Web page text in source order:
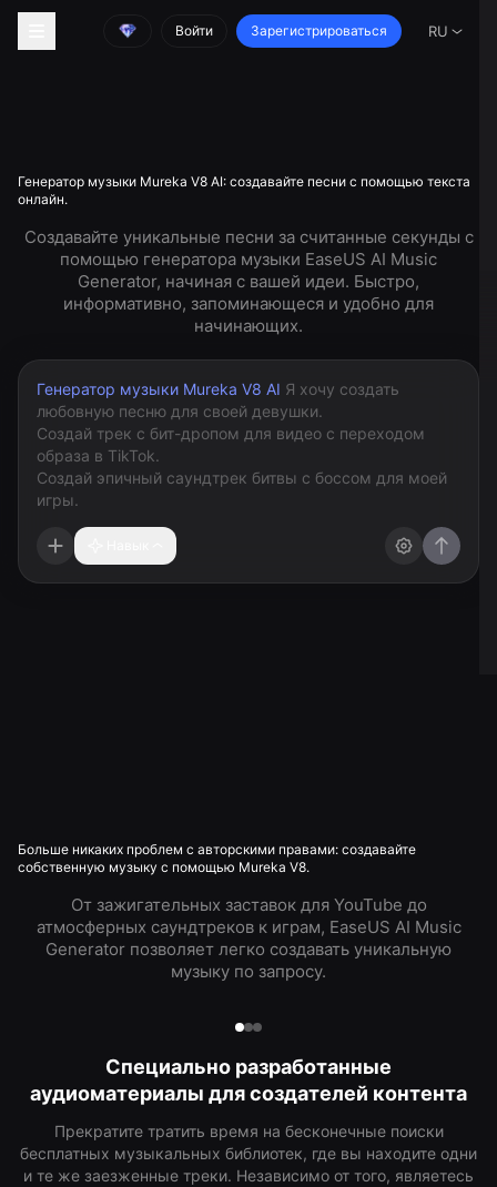
Войти Зарегистрироваться RU
Генератор музыки Mureka V8 AI: создавайте песни с помощью текста
онлайн.
Создавайте уникальные песни за считанные секунды с
помощью генератора музыки EaseUS AI Music
Generator, начиная с вашей идеи. Быстро,
информативно, запоминающеся и удобно для
начинающих.
Генератор музыки Mureka V8 AI
Больше никаких проблем с авторскими правами: создавайте
собственную музыку с помощью Mureka V8.
От зажигательных заставок для YouTube до
атмосферных саундтреков к играм, EaseUS AI Music
Generator позволяет легко создавать уникальную
музыку по запросу.
Специально разработанные
аудиоматериалы для создателей контента
Прекратите тратить время на бесконечные поиски
бесплатных музыкальных библиотек, где вы находите одни
и те же заезженные треки. Независимо от того, являетесь